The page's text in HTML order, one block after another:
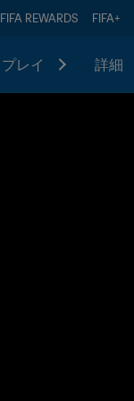
FIFA REWARDS FIFA+
プレイ 詳細